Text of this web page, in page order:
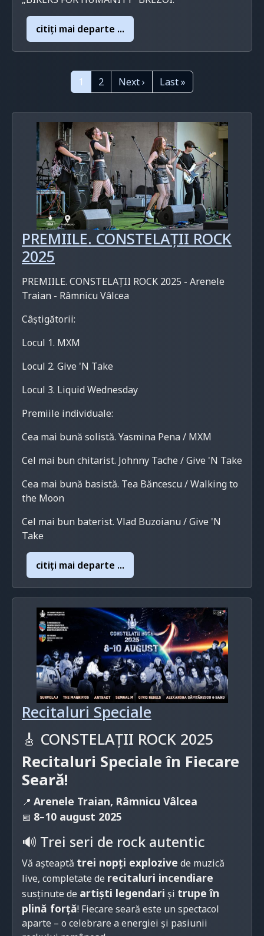
citiţi mai departe ...
Pagina
1 Pagina
2 Pagina următoare
Next › Ultima pagină
Last »
PREMIILE. CONSTELAȚII ROCK
2025
PREMIILE. CONSTELAȚII ROCK 2025 - Arenele
Traian - Râmnicu Vâlcea
Câștigătorii:
Locul 1. MXM
Locul 2. Give 'N Take
Locul 3. Liquid Wednesday
Premiile individuale:
Cea mai bună solistă. Yasmina Pena / MXM
Cel mai bun chitarist. Johnny Tache / Give 'N Take
Cea mai bună basistă. Tea Băncescu / Walking to
the Moon
Cel mai bun baterist. Vlad Buzoianu / Give 'N
Take
citiţi mai departe ...
Recitaluri Speciale
🎸 CONSTELAȚII ROCK 2025
Recitaluri Speciale în Fiecare
Seară!
📍 Arenele Traian, Râmnicu Vâlcea
📅 8–10 august 2025
🔊 Trei seri de rock autentic
Vă așteaptă trei nopți explozive de muzică
live, completate de recitaluri incendiare
susținute de artiști legendari și trupe în
plină forță! Fiecare seară este un spectacol
aparte – o celebrare a energiei și pasiunii